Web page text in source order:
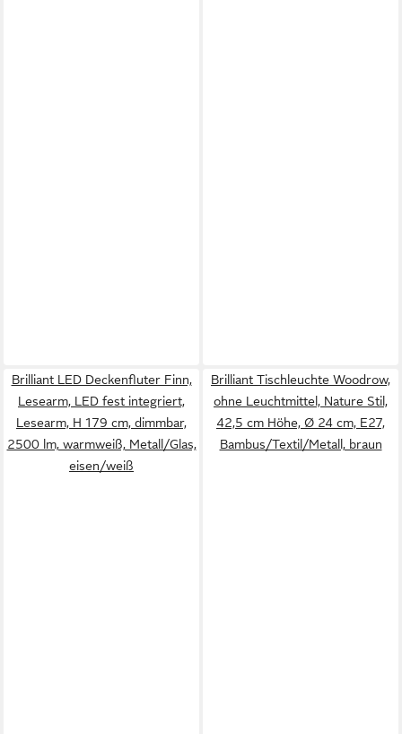
Brilliant LED Deckenfluter Finn,
Lesearm, LED fest integriert,
Lesearm, H 179 cm, dimmbar,
2500 lm, warmweiß, Metall/Glas,
eisen/weiß
Brilliant Tischleuchte Woodrow,
ohne Leuchtmittel, Nature Stil,
42,5 cm Höhe, Ø 24 cm, E27,
Bambus/Textil/Metall, braun